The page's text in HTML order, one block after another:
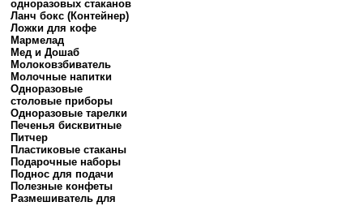
одноразовых стаканов
Ланч бокс (Контейнер)
Ложки для кофе
Мармелад
Мед и Дошаб
Молоковзбиватель
Молочные напитки
Одноразовые
столовые приборы
Одноразовые тарелки
Печенья бисквитные
Питчер
Пластиковые стаканы
Подарочные наборы
Поднос для подачи
Полезные конфеты
Размешиватель для